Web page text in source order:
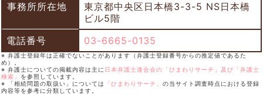
事務所所在地
東京都中央区日本橋3-3-5 NS日本橋
ビル5階
電話番号
03-6665-0135
※ 弁護士登録年は正確でないことがあります（弁護士登録番号からの推定値であるた
め）。
※ 弁護士についての掲載内容は主に 日本弁護士連合会の「ひまわりサーチ」及び「弁護士
検索」 を参照しています。
※ 「相続問題の取扱い」については
「ひまわりサーチ」 の当サイト調査時点における登録
内容等を参考に分類しています。